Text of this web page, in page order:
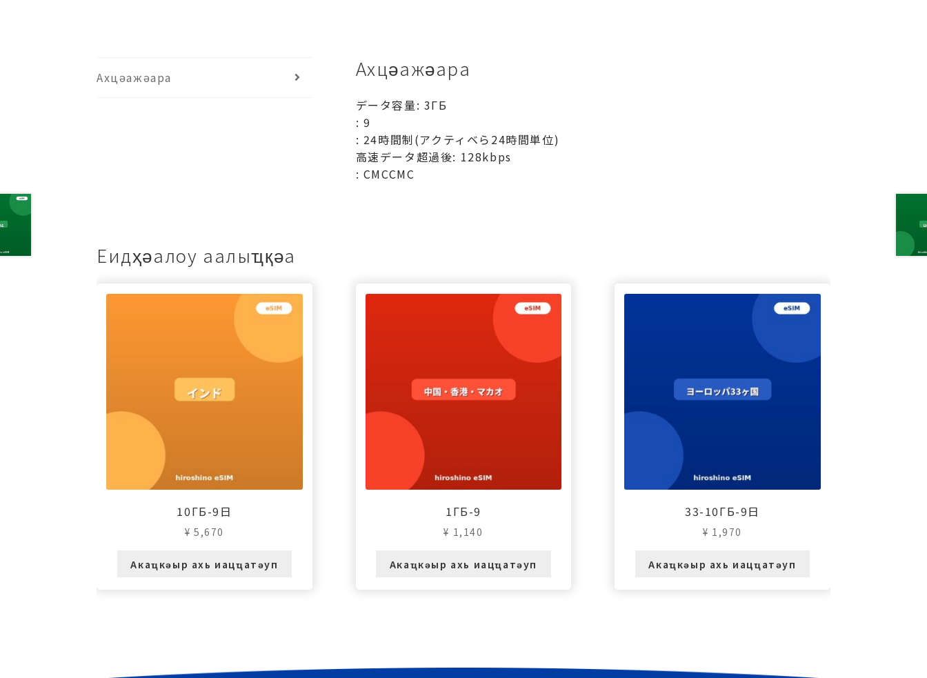
Ахцәажәара Ахцәажәара
データ容量: 3ГБ
: 9
: 24時間制(アクティベら24時間単位)
高速データ超過後: 128kbps
: СМССМС
Еидҳәалоу аалыҵқәа
10ГБ-9日
¥ 5,670
Акаҵкәыр ахь иацҵатәуп
1ГБ-9
¥ 1,140
Акаҵкәыр ахь иацҵатәуп
33-10ГБ-9日
¥ 1,970
Акаҵкәыр ахь иацҵатәуп